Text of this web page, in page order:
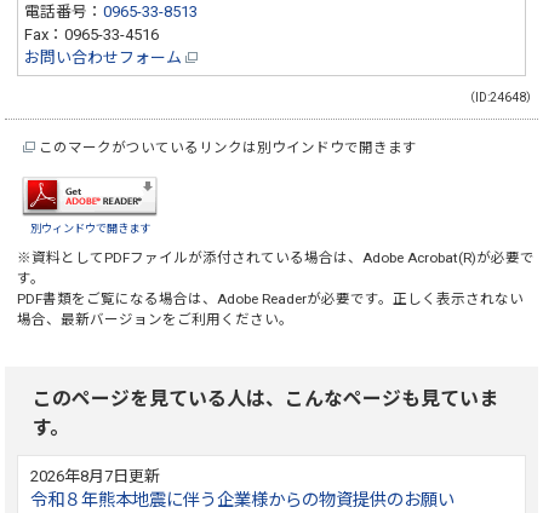
電話番号：0965-33-8513
Fax：0965-33-4516
お問い合わせフォーム
（ID:24648）
このマークがついているリンクは別ウインドウで開きます
別ウィンドウで開きます
※資料としてPDFファイルが添付されている場合は、Adobe Acrobat(R)が必要で
す。
PDF書類をご覧になる場合は、Adobe Readerが必要です。正しく表示されない
場合、最新バージョンをご利用ください。
このページを見ている人は、こんなページも見ていま
す。
2026年8月7日更新
令和８年熊本地震に伴う企業様からの物資提供のお願い